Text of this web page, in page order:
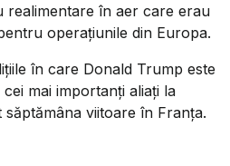
realimentare în aer care erau
operațiunile din Europa.
în care Donald Trump este
mai importanți aliați la
viitoare în Franța.